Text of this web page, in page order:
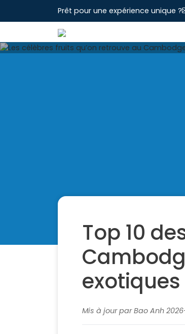
Prêt pour une expérience unique ?
Top 10
exotiques
Mis à jour par Bao Anh